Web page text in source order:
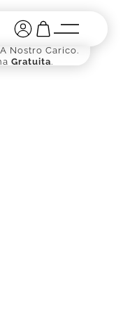
Nostro Carico.
Gratuita.